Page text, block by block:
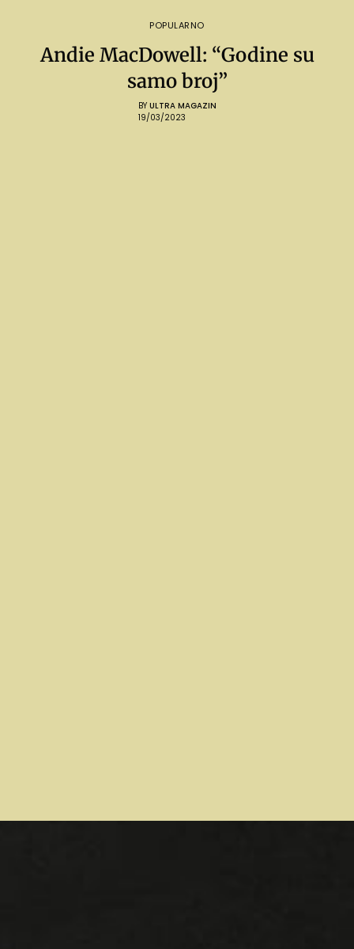
POPULARNO
Andie MacDowell: “Godine su
samo broj”
BY ULTRA MAGAZIN
19/03/2023